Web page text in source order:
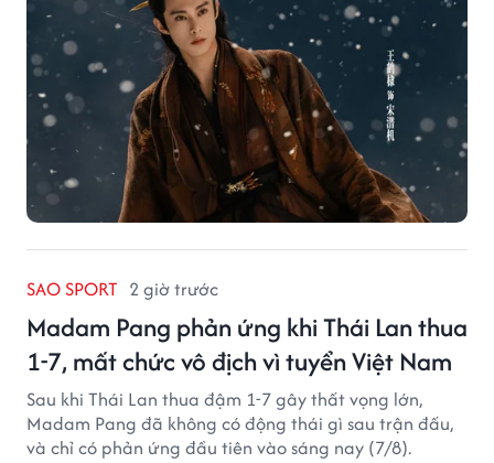
SAO SPORT 2 giờ trước
Madam Pang phản ứng khi Thái Lan thua
1-7, mất chức vô địch vì tuyển Việt Nam
Sau khi Thái Lan thua đậm 1-7 gây thất vọng lớn,
Madam Pang đã không có động thái gì sau trận đấu,
và chỉ có phản ứng đầu tiên vào sáng nay (7/8).